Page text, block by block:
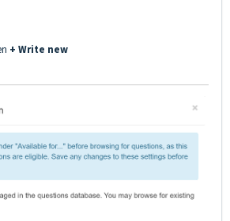
+ Write new